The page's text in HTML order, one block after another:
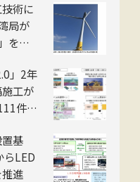
術に
局が
を公
」2年
工が
件に
基
らLED
進